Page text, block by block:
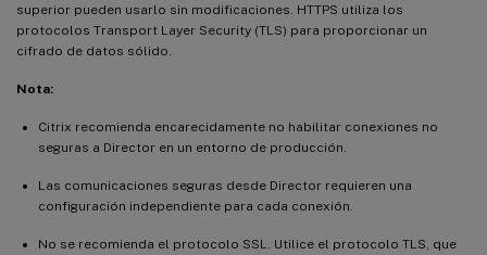
superior pueden usarlo sin modificaciones. HTTPS utiliza los
protocolos Transport Layer Security (TLS) para proporcionar un
cifrado de datos sólido.
Nota:
Citrix recomienda encarecidamente no habilitar conexiones no
seguras a Director en un entorno de producción.
Las comunicaciones seguras desde Director requieren una
configuración independiente para cada conexión.
No se recomienda el protocolo SSL. Utilice el protocolo TLS, que